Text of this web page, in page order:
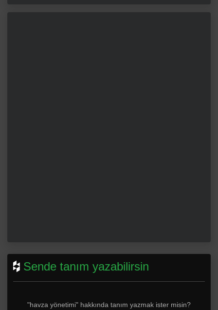
Sende tanım yazabilirsin
"havza yönetimi" hakkında tanım yazmak ister misin?